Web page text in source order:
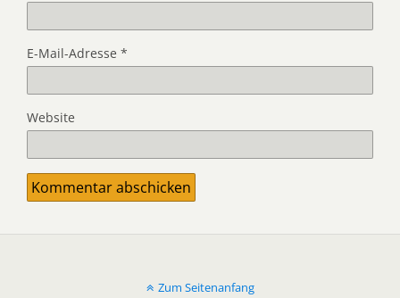
E-Mail-Adresse *
Website
Zum Seitenanfang